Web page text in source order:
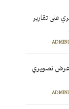
على تقارير
عرض تصويري